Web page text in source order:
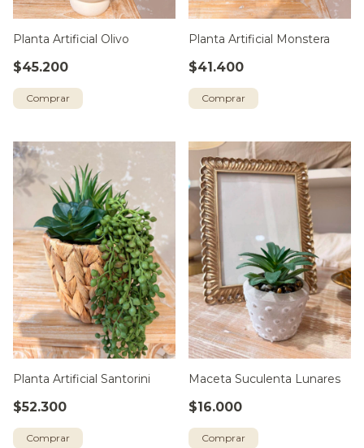
Planta Artificial Olivo
$45.200
Planta Artificial Monstera
$41.400
Planta Artificial Santorini
$52.300
Maceta Suculenta Lunares
$16.000